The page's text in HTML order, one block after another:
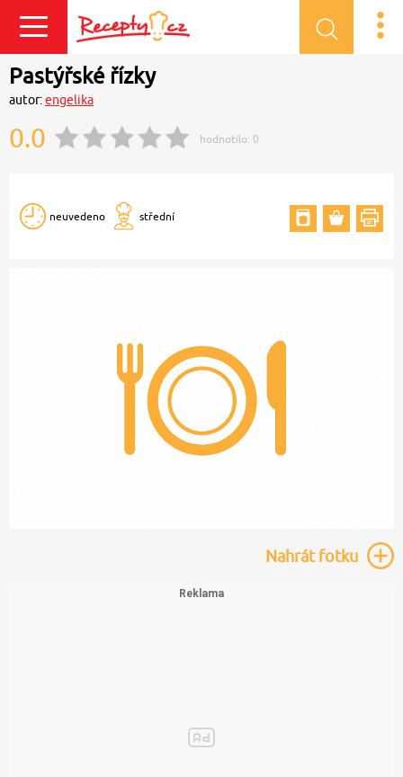
Přihlásit se
Pastýřské řízky
autor:engelika
0.0 hodnotilo: 0
neuvedeno střední
Nahrátfotku